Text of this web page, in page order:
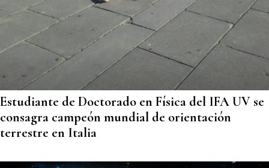
Estudiante de Doctorado en Física del IFA UV se
consagra campeón mundial de orientación
terrestre en Italia